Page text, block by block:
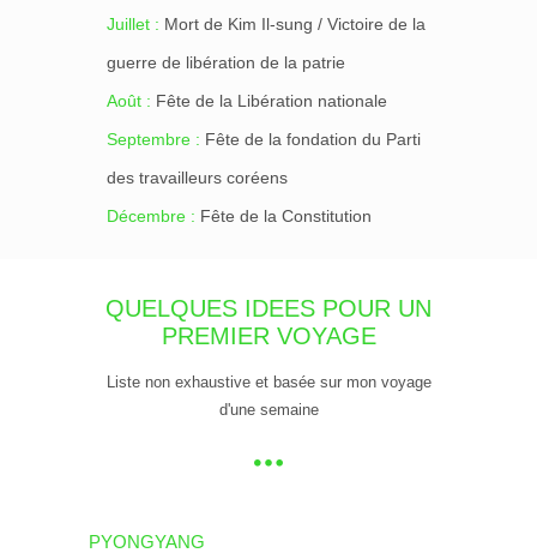
Juillet : Mort de Kim Il-sung / Victoire de la
guerre de libération de la patrie
Août : Fête de la Libération nationale
Septembre : Fête de la fondation du Parti
des travailleurs coréens
Décembre : Fête de la Constitution
QUELQUES IDEES POUR UN
PREMIER VOYAGE
Liste non exhaustive et basée sur mon voyage
d'une semaine
PYONGYANG